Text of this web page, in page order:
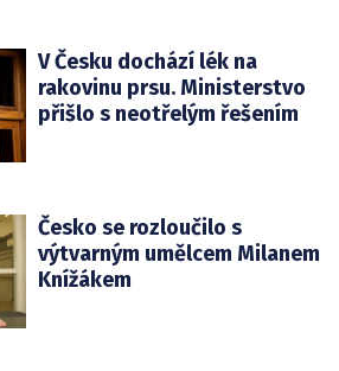
V Česku dochází lék na
rakovinu prsu. Ministerstvo
přišlo s neotřelým řešením
Česko se rozloučilo s
výtvarným umělcem Milanem
Knížákem